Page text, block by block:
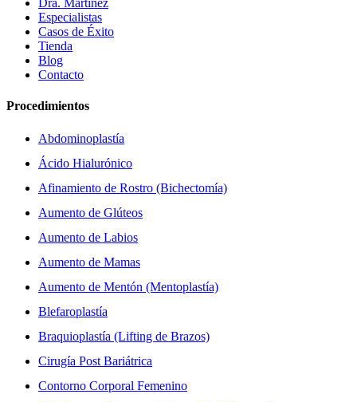
Dra. Martínez
Especialistas
Casos de Éxito
Tienda
Blog
Contacto
Procedimientos
Abdominoplastía
Ácido Hialurónico
Afinamiento de Rostro (Bichectomía)
Aumento de Glúteos
Aumento de Labios
Aumento de Mamas
Aumento de Mentón (Mentoplastía)
Blefaroplastía
Braquioplastía (Lifting de Brazos)
Cirugía Post Bariátrica
Contorno Corporal Femenino